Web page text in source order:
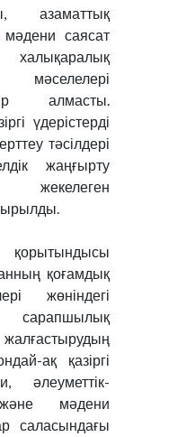
азаматтық
саясат
мәселелері
алмасты.
үдерістерді
тәсілдері
жаңғырту
жекелеген
қоғамдық
жөніндегі
ақ қазіргі
әлеуметтік-
мәдени
саласындағы